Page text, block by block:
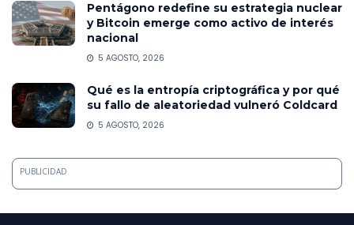
Pentágono redefine su estrategia nuclear
y Bitcoin emerge como activo de interés
nacional
5 AGOSTO, 2026
Qué es la entropía criptográfica y por qué
su fallo de aleatoriedad vulneró Coldcard
5 AGOSTO, 2026
PUBLICIDAD